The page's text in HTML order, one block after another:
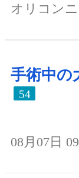
オリコン
手術中の
54
08月07日